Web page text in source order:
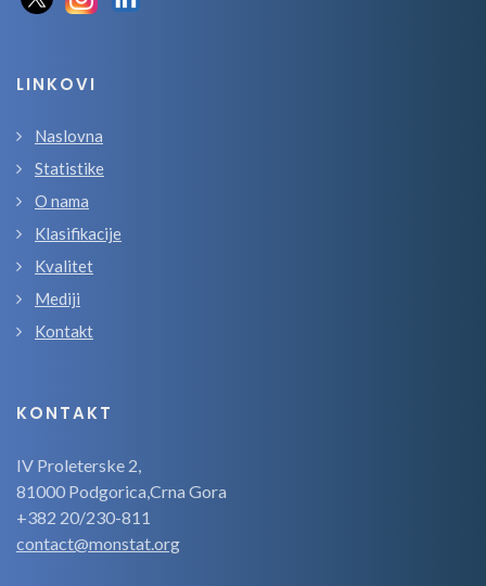
LINKOVI
Naslovna
Statistike
O nama
Klasifikacije
Kvalitet
Mediji
Kontakt
KONTAKT
IV Proleterske 2,
81000 Podgorica,Crna Gora
+382 20/230-811
contact@monstat.org